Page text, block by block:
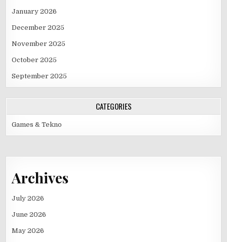
January 2026
December 2025
November 2025
October 2025
September 2025
CATEGORIES
Games & Tekno
Archives
July 2026
June 2026
May 2026